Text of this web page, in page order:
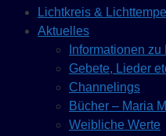
Lichtkreis & Lichttempel
Aktuelles
Informationen
Gebete, Lieder
Channelings
Bücher – Maria
Weibliche Werte